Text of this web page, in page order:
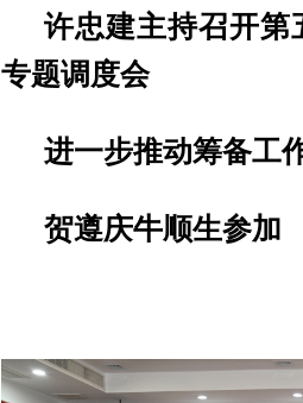
许忠建主持召开第
专题调度会
进一步推动筹备工
贺遵庆牛顺生参加